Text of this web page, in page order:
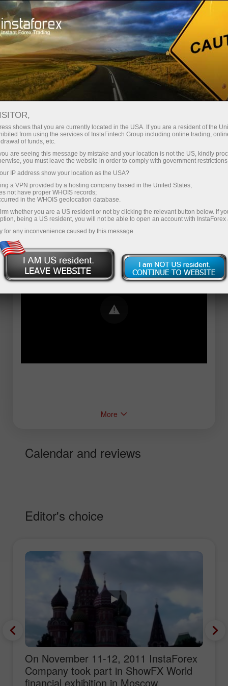
For Traders Forex Analytics
InstaForex TV
Forex TV News
Error loading YouTube: Video could not be
played
More
Calendar and reviews
Editor's choice
On November 11-12, 2011 InstaForex
Company took part in ShowFX World
financial exhibition in Moscow
shows that you are currently located in the USA. If you are a resident of the
from using the services of InstaFintech Group including online trading,
of funds, etc.
are seeing this message by mistake and your location is not the US, kindly
you must leave the website in order to comply with government
IP address show your location as the USA?
a VPN provided by a hosting company based in the United States;
not have proper WHOIS records;
in the WHOIS geolocation database.
whether you are a US resident or not by clicking the relevant button below. If
being a US resident, you will not be able to open an account with InstaForex
for any inconvenience caused by this message.